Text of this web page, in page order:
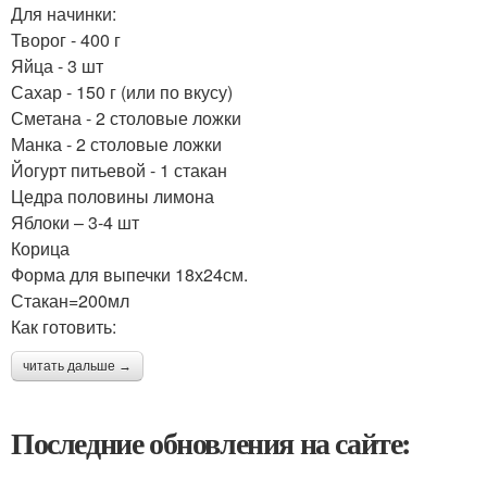
Для начинки:
Творог - 400 г
Яйца - 3 шт
Сахар - 150 г (или по вкусу)
Сметана - 2 столовые ложки
Манка - 2 столовые ложки
Йогурт питьевой - 1 стакан
Цедра половины лимона
Яблоки – 3-4 шт
Корица
Форма для выпечки 18х24см.
Стакан=200мл
Как готовить:
читать дальше →
Последние обновления на сайте: